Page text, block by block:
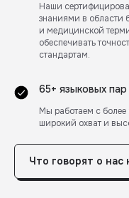
Наши
знаниями в области
и медицинской
обеспечивать
стандартам.
65+ языковых пар
Мы работаем с
широкий охват и
Что говорят о